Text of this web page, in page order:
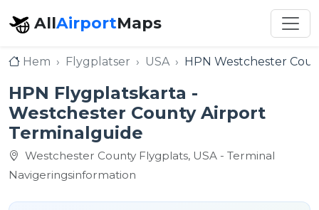
AllAirportMaps
Hem Flygplatser USA HPN Westchester
HPN Flygplatskarta -
Westchester County Airport
Terminalguide
Westchester County Flygplats, USA - Terminal
Navigeringsinformation